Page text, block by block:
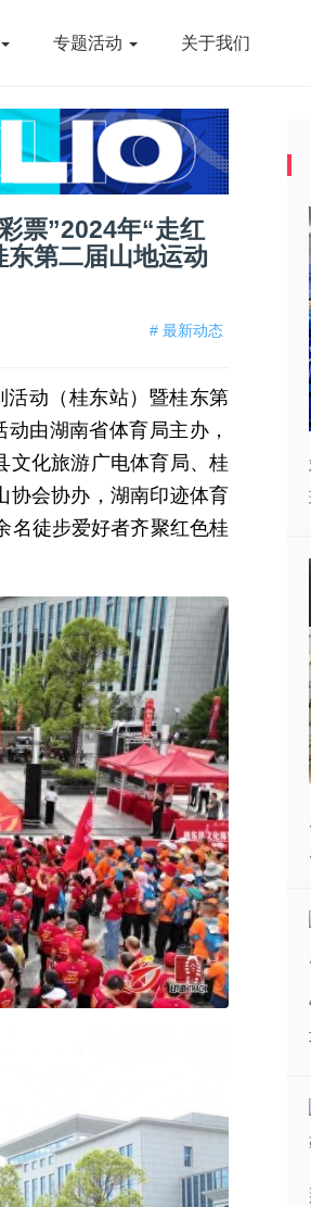
专题活动 关于我们
票”2024年“走红
第二届山地运动
# 最新动态
动（桂东站）暨桂东第
由湖南省体育局主办，
文化旅游广电体育局、桂
协会协办，湖南印迹体育
名徒步爱好者齐聚红色桂